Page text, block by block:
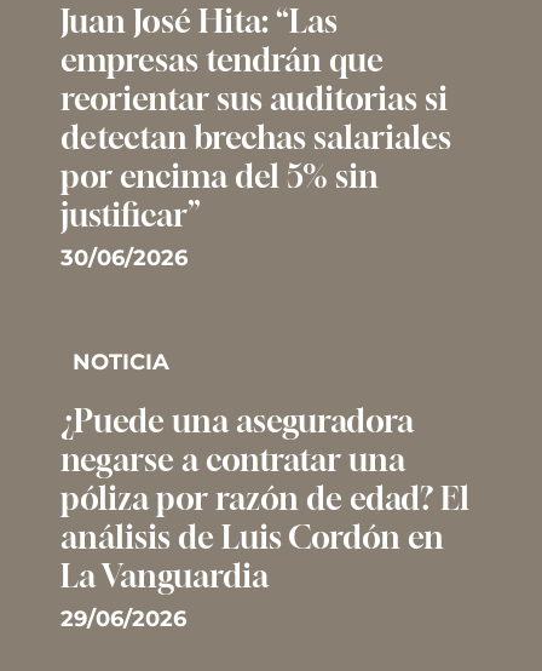
Juan José Hita: “Las
empresas tendrán que
reorientar sus auditorias si
detectan brechas salariales
por encima del 5% sin
justificar”
30/06/2026
NOTICIA
¿Puede una aseguradora
negarse a contratar una
póliza por razón de edad? El
análisis de Luis Cordón en
La Vanguardia
29/06/2026